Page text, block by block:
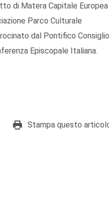
di Matera Capitale Europea
Parco Culturale
dal Pontifico Consiglio
Episcopale Italiana.
Stampa questo